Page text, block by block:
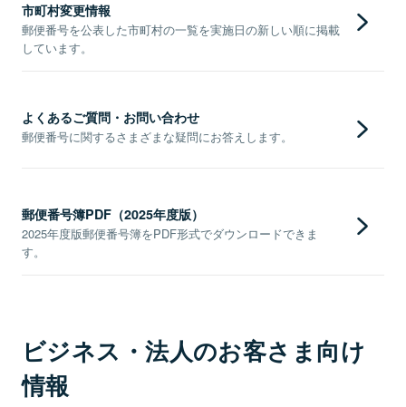
市町村変更情報
郵便番号を公表した市町村の一覧を実施日の新しい順に掲載
しています。
よくあるご質問・お問い合わせ
郵便番号に関するさまざまな疑問にお答えします。
郵便番号簿PDF（2025年度版）
2025年度版郵便番号簿をPDF形式でダウンロードできま
す。
ビジネス・法人のお客さま向け
情報